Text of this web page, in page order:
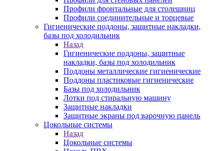
Профили фронтальные для столешниц
Профили соединительные и торцевые
Гигиенические поддоны, защитные накладки,
базы под холодильник
Назад
Гигиенические поддоны, защитные
накладки, базы под холодильник
Поддоны металлические гигиенические
Поддоны пластиковые гигиенические
Базы под холодильник
Лотки под стиральную машину
Защитные накладки
Защитные экраны под варочную панель
Цокольные системы
Назад
Цокольные системы